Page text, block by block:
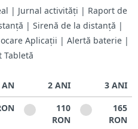
| Jurnal activități | Raport de
| Sirenă de la distanță |
Aplicații | Alertă baterie |
Tabletă
AN 2 ANI 3 ANI
110
RON
165
RON